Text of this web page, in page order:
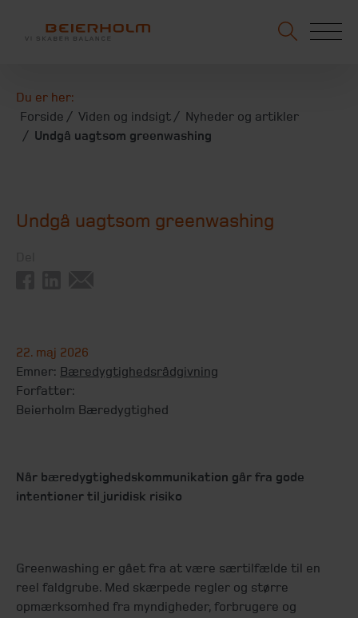
Du er her:
Forside
Viden og indsigt
Nyheder og artikler
Undgå uagtsom greenwashing
Undgå uagtsom greenwashing
22. maj 2026
Emner: Bæredygtighedsrådgivning
Forfatter:
Beierholm Bæredygtighed
Når bæredygtighedskommunikation går fra gode
intentioner til juridisk risiko
Greenwashing er gået fra at være særtilfælde til en
reel faldgrube. Med skærpede regler og større
opmærksomhed fra myndigheder, forbrugere og